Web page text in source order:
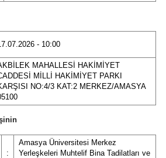
- 10:00
MAHALLESİ HAKİMİYET
MİLLİ HAKİMİYET PARKI
NO:4/3 KAT:2 MERKEZ/AMASYA
:
Amasya Üniversitesi Merkez
Yerleşkeleri Muhtelif Bina Tadilatları ve